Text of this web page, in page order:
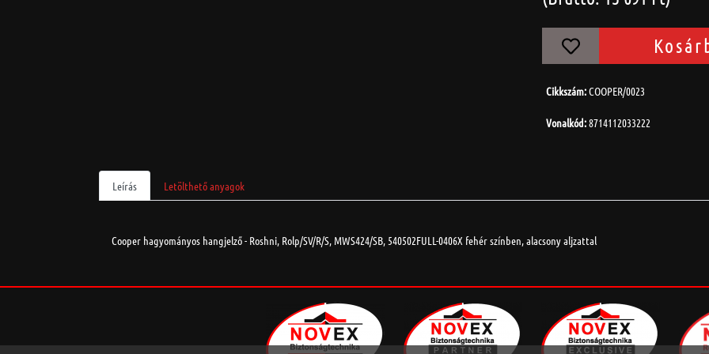
Cikkszám:COOPER/0023
Vonalkód:8714112033222
Leírás Letölthető anyagok
Cooper hagyományos hangjelző - Roshni, Rolp/SV/R/S, MWS424/SB, 540502FULL-0406X fehér színben, alacsony aljzattal